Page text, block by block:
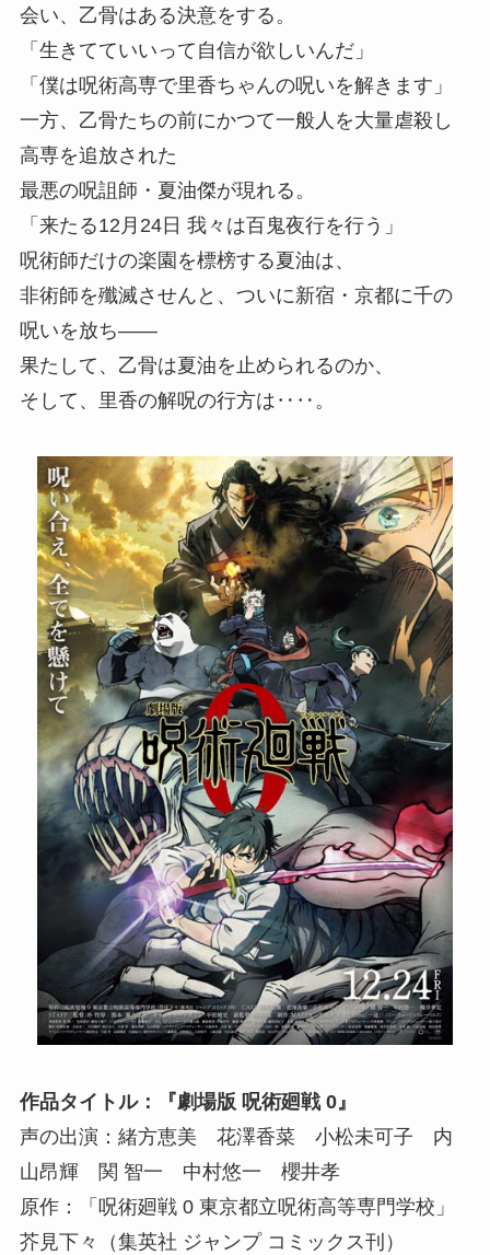
会い、乙骨はある決意をする。
「生きてていいって自信が欲しいんだ」
「僕は呪術高専で里香ちゃんの呪いを解きます」
一方、乙骨たちの前にかつて一般人を大量虐殺し
高専を追放された
最悪の呪詛師・夏油傑が現れる。
「来たる12月24日 我々は百鬼夜行を行う」
呪術師だけの楽園を標榜する夏油は、
非術師を殲滅させんと、ついに新宿・京都に千の
呪いを放ち――
果たして、乙骨は夏油を止められるのか、
そして、里香の解呪の行方は‥‥。
作品タイトル：『劇場版 呪術廻戦 0』
声の出演：緒方恵美 花澤香菜 小松未可子 内
山昂輝 関 智一 中村悠一 櫻井孝
原作：「呪術廻戦 0 東京都立呪術高等専門学校」
芥見下々（集英社 ジャンプ コミックス刊）